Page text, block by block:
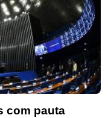
com pauta